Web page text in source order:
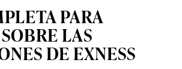
PARA
LAS
DE EXNESS